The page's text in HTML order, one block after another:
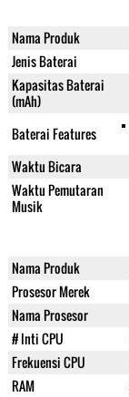
Nama Produk
Jenis Baterai
Kapasitas Baterai
(mAh)
Baterai Features
Waktu Bicara
Waktu Pemutaran
Musik
Nama Produk
Prosesor Merek
Nama Prosesor
# Inti CPU
Frekuensi CPU
RAM